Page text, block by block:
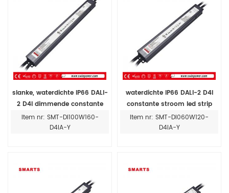
slanke, waterdichte IP66 DALI-
2 D4I dimmende constante
stroom 100W 24V LED-driver
voor intelligente LED-
Item nr: SMT-DI100W160-
D4IA-Y
waterdichte IP66 DALI-2 D4I
constante stroom led strip
voeding driver
Item nr: SMT-DI060W120-
D4IA-Y